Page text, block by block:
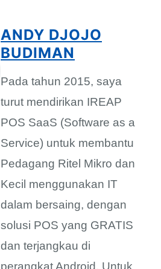
ANDY DJOJO
BUDIMAN
Pada tahun 2015, saya
turut mendirikan IREAP
POS SaaS (Software as a
Service) untuk membantu
Pedagang Ritel Mikro dan
Kecil menggunakan IT
dalam bersaing, dengan
solusi POS yang GRATIS
dan terjangkau di
perangkat Android. Untuk